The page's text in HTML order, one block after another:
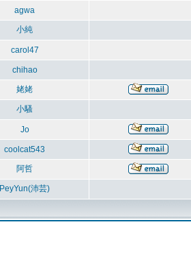
agwa
小純
carol47
chihao
姥姥
小騷
Jo
coolcat543
阿哲
PeyYun(沛芸)